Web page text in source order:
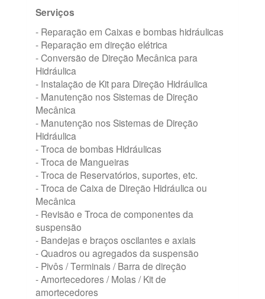
Serviços
- Reparação em Caixas e bombas hidráulicas
- Reparação em direção elétrica
- Conversão de Direção Mecânica para
Hidráulica
- Instalação de Kit para Direção Hidráulica
- Manutenção nos Sistemas de Direção
Mecânica
- Manutenção nos Sistemas de Direção
Hidráulica
- Troca de bombas Hidráulicas
- Troca de Mangueiras
- Troca de Reservatórios, suportes, etc.
- Troca de Caixa de Direção Hidráulica ou
Mecânica
- Revisão e Troca de componentes da
suspensão
- Bandejas e braços oscilantes e axiais
- Quadros ou agregados da suspensão
- Pivôs / Terminais / Barra de direção
- Amortecedores / Molas / Kit de
amortecedores